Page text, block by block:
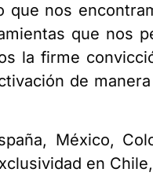
que nos
que nos
la firme
de
México,
en